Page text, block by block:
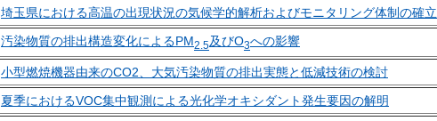
埼玉県における高温の出現状況の気候学的解析およびモニタリング体制の確立
汚染物質の排出構造変化によるPM2.5及びO3への影響
小型燃焼機器由来のCO2、大気汚染物質の排出実態と低減技術の検討
夏季におけるVOC集中観測による光化学オキシダント発生要因の解明